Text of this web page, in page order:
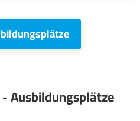
Ausbildungsplätze